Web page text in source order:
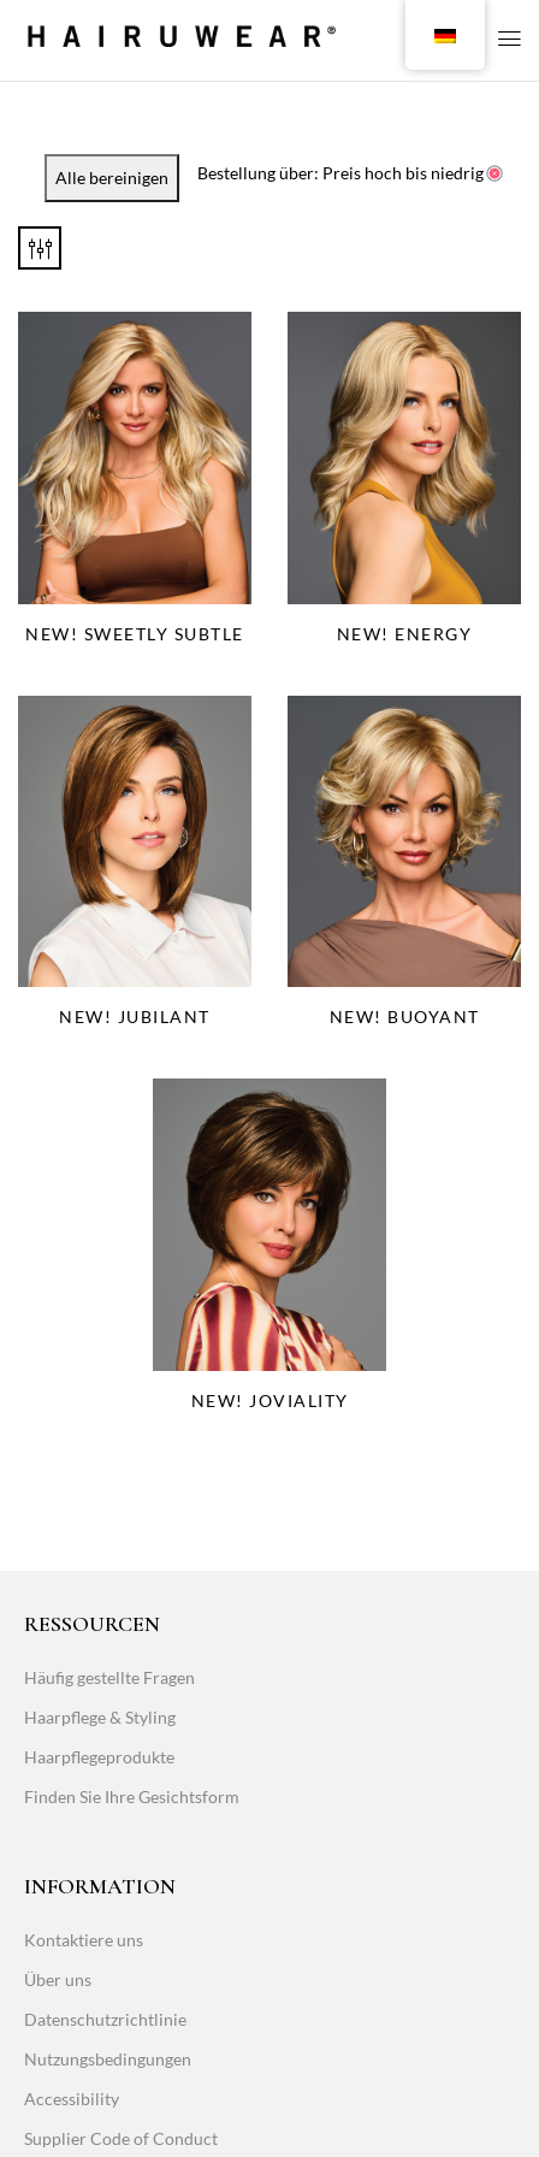
Alle bereinigen Bestellung über: Preis hoch bis niedrig
NEW! SWEETLY SUBTLE NEW! ENERGY
NEW! JUBILANT NEW! BUOYANT
NEW! JOVIALITY
RESSOURCEN
Häufig gestellte Fragen
Haarpflege & Styling
Haarpflegeprodukte
Finden Sie Ihre Gesichtsform
INFORMATION
Kontaktiere uns
Über uns
Datenschutzrichtlinie
Nutzungsbedingungen
Accessibility
Supplier Code of Conduct